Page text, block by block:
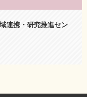
連携・研究推進セン